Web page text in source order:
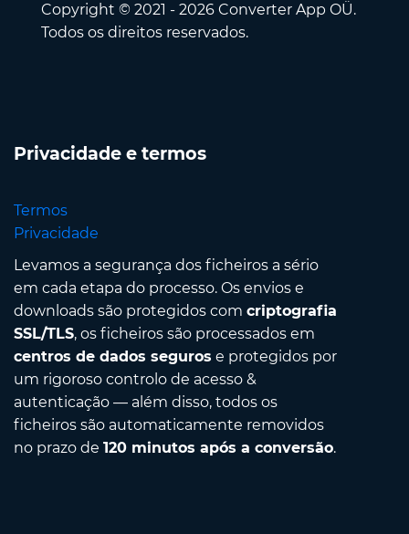
Copyright © 2021 - 2026 Converter App OÜ.
Todos os direitos reservados.
Privacidade e termos
Termos
Privacidade
Levamos a segurança dos ficheiros a sério
em cada etapa do processo. Os envios e
downloads são protegidos com criptografia
SSL/TLS, os ficheiros são processados em
centros de dados seguros e protegidos por
um rigoroso controlo de acesso &
autenticação — além disso, todos os
ficheiros são automaticamente removidos
no prazo de 120 minutos após a conversão.